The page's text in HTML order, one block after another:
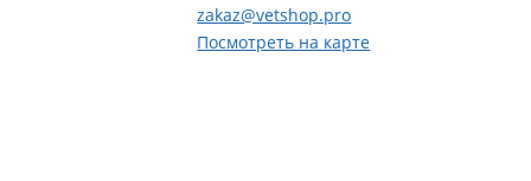
zakaz@vetshop.pro
Посмотреть на карте